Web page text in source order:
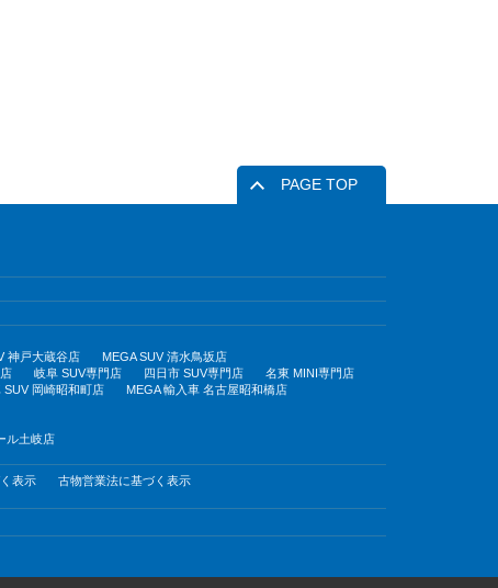
PAGE TOP
神戸大蔵谷店
MEGA SUV 清水鳥坂店
岐阜 SUV専門店 四日市 SUV専門店
名東 MINI専門店
SUV 岡崎昭和町店
MEGA 輸入車 名古屋昭和橋店
ル土岐店
表示
古物営業法に基づく表示